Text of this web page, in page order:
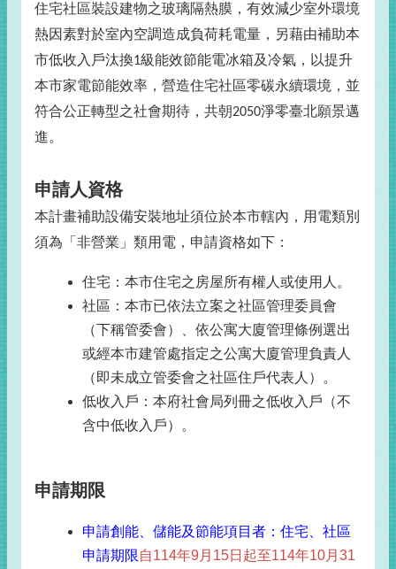
住宅社區裝設建物之玻璃隔熱膜，有效減少室外環境
熱因素對於室內空調造成負荷耗電量，另藉由補助本
市低收入戶汰換1級能效節能電冰箱及冷氣，以提升
本市家電節能效率，營造住宅社區零碳永續環境，並
符合公正轉型之社會期待，共朝2050淨零臺北願景邁
進。
申請人資格
本計畫補助設備安裝地址須位於本市轄內，用電類別
須為「非營業」類用電，申請資格如下：
住宅：本市住宅之房屋所有權人或使用人。
社區：本市已依法立案之社區管理委員會
（下稱管委會）、依公寓大廈管理條例選出
或經本市建管處指定之公寓大廈管理負責人
（即未成立管委會之社區住戶代表人）。
低收入戶：本府社會局列冊之低收入戶（不
含中低收入戶）。
申請期限
申請創能、儲能及節能項目者：住宅、社區
申請期限自114年9 月 15日起至114年10月 31